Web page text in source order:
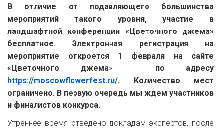
В отличие от подавляющего большинства
мероприятий такого уровня, участие в
ландшафтной конференции «Цветочного джема»
бесплатное. Электронная регистрация на
мероприятие откроется 1 февраля на сайте
«Цветочного джема» по адресу
https://moscowflowerfest.ru/. Количество мест
ограничено. В первую очередь мы ждем участников
и финалистов конкурса.
Утреннее время отведено докладам экспертов, после